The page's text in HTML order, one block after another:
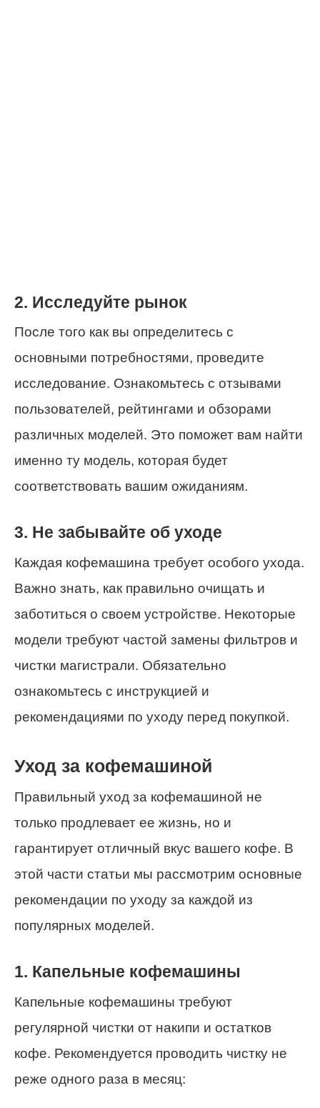
2. Исследуйте рынок
После того как вы определитесь с
основными потребностями, проведите
исследование. Ознакомьтесь с отзывами
пользователей, рейтингами и обзорами
различных моделей. Это поможет вам найти
именно ту модель, которая будет
соответствовать вашим ожиданиям.
3. Не забывайте об уходе
Каждая кофемашина требует особого ухода.
Важно знать, как правильно очищать и
заботиться о своем устройстве. Некоторые
модели требуют частой замены фильтров и
чистки магистрали. Обязательно
ознакомьтесь с инструкцией и
рекомендациями по уходу перед покупкой.
Уход за кофемашиной
Правильный уход за кофемашиной не
только продлевает ее жизнь, но и
гарантирует отличный вкус вашего кофе. В
этой части статьи мы рассмотрим основные
рекомендации по уходу за каждой из
популярных моделей.
1. Капельные кофемашины
Капельные кофемашины требуют
регулярной чистки от накипи и остатков
кофе. Рекомендуется проводить чистку не
реже одного раза в месяц: